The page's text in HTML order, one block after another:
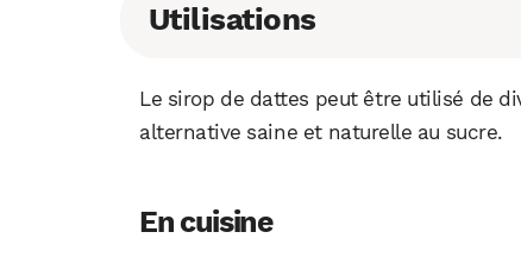
Utilisations
Le sirop de dattes peut être utilisé de
alternative saine et naturelle au sucre.
En cuisine